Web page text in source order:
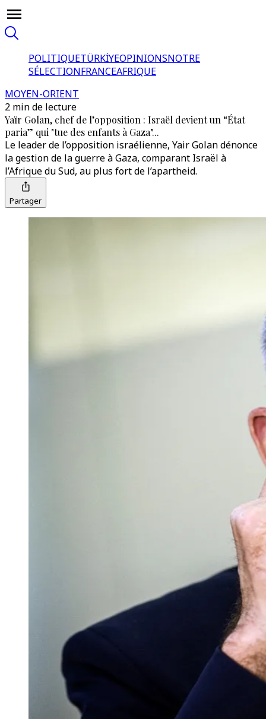
POLITIQUETÜRKİYEOPINIONSNOTRE
SÉLECTIONFRANCEAFRIQUE
MOYEN-ORIENT
2 min de lecture
Yaïr Golan, chef de l’opposition : Israël devient un “État
paria” qui "tue des enfants à Gaza"...
Le leader de l’opposition israélienne, Yair Golan dénonce
la gestion de la guerre à Gaza, comparant Israël à
l’Afrique du Sud, au plus fort de l’apartheid.
Partager